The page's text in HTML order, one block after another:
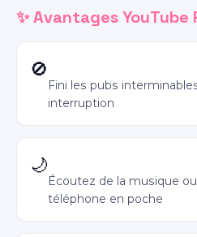
✨ Avantages YouTube
🚫
Fini les pubs
interruption
🌙
Écoutez de la musique
téléphone en poche